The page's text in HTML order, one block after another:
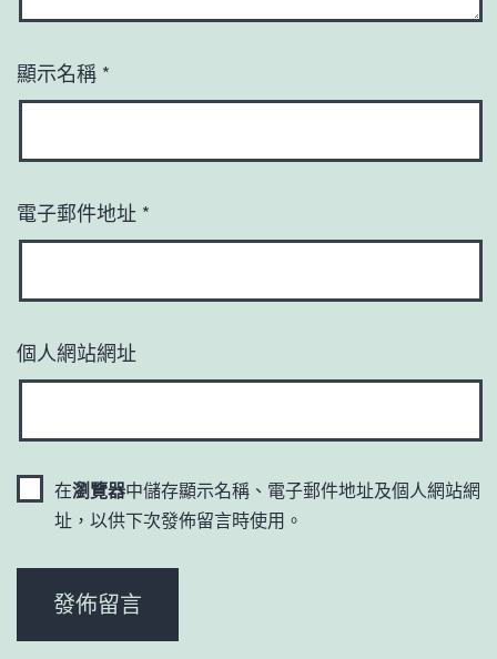
顯示名稱 *
電子郵件地址 *
個人網站網址
在瀏覽器中儲存顯示名稱、電子郵件地址及個人網站網
址，以供下次發佈留言時使用。